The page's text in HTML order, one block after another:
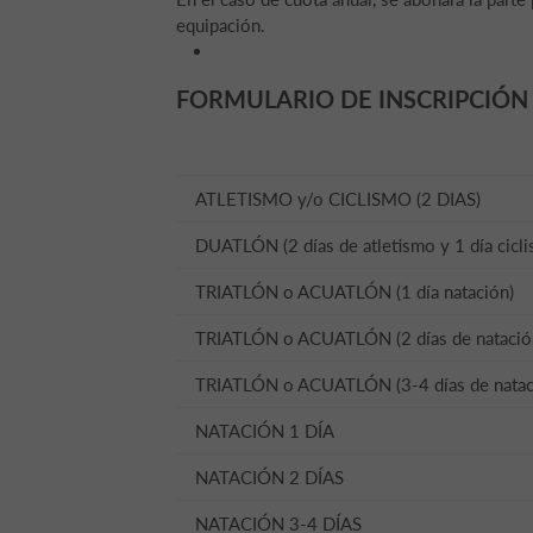
equipación.
FORMULARIO DE INSCRIPCIÓN
ATLETISMO y/o CICLISMO (2 DIAS)
DUATLÓN (2 días de atletismo y 1 día
TRIATLÓN o ACUATLÓN (1 día natación)
TRIATLÓN o ACUATLÓN (2 días de
TRIATLÓN o ACUATLÓN (3-4 días de
NATACIÓN 1 DÍA
NATACIÓN 2 DÍAS
NATACIÓN 3-4 DÍAS